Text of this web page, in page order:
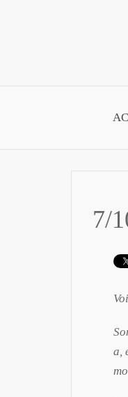
7/
a,